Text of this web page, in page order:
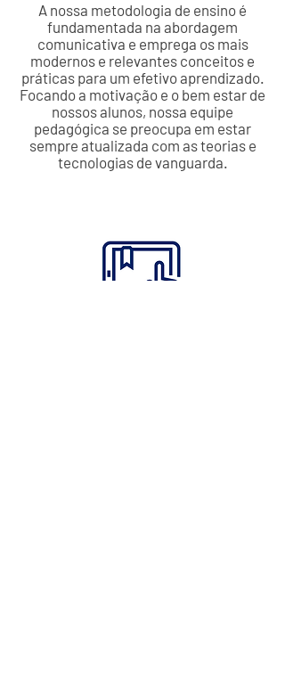
A nossa metodologia de ensino é
fundamentada na abordagem
comunicativa e emprega os mais
modernos e relevantes conceitos e
práticas para um efetivo aprendizado.
Focando a motivação e o bem estar de
nossos alunos, nossa equipe
pedagógica se preocupa em estar
sempre atualizada com as teorias e
tecnologias de vanguarda.